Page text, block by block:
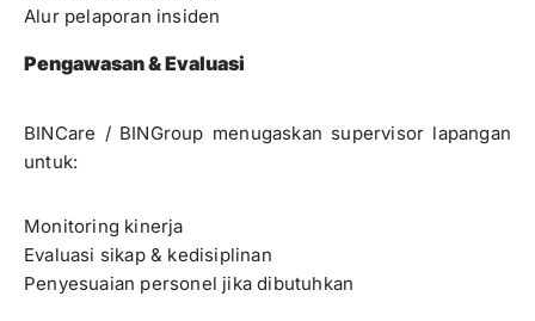
Alur pelaporan insiden
Pengawasan & Evaluasi
BINCare / BINGroup menugaskan supervisor lapangan
untuk:
Monitoring kinerja
Evaluasi sikap & kedisiplinan
Penyesuaian personel jika dibutuhkan